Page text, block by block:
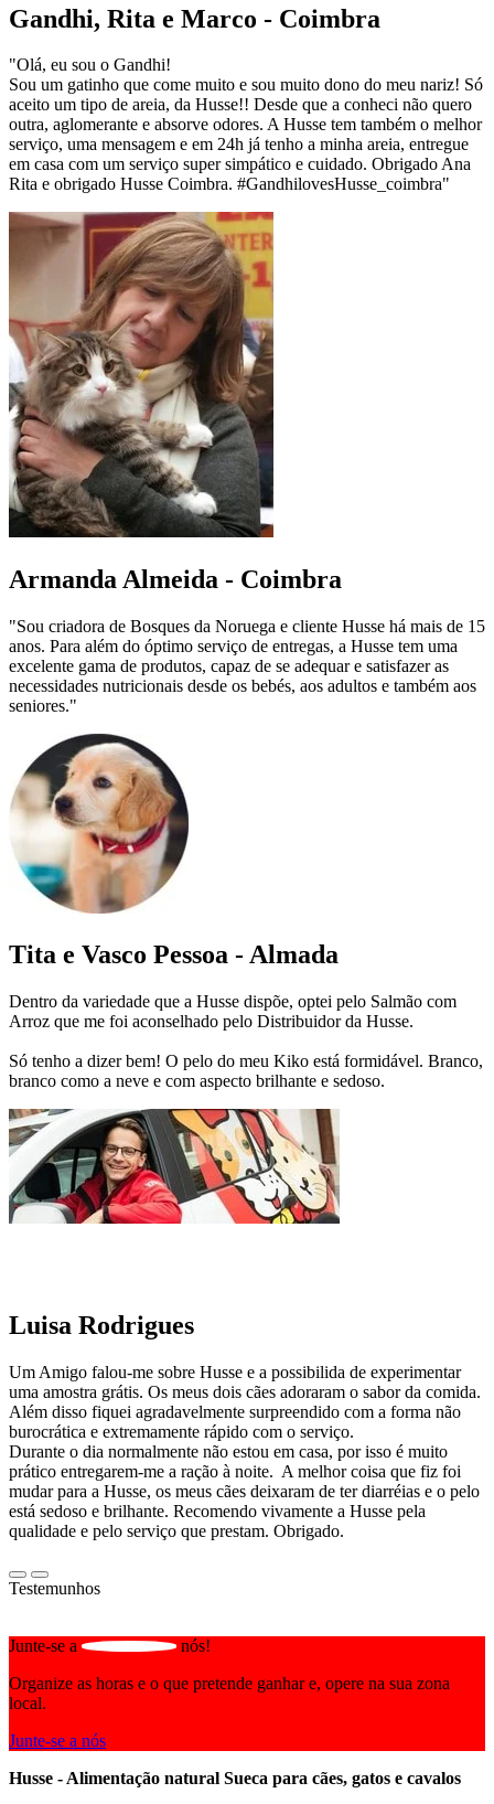
Gandhi, Rita e Marco - Coimbra
"Olá, eu sou o Gandhi!
Sou um gatinho que come muito e sou muito dono do meu nariz! Só
aceito um tipo de areia, da Husse!! Desde que a conheci não quero
outra, aglomerante e absorve odores. A Husse tem também o melhor
serviço, uma mensagem e em 24h já tenho a minha areia, entregue
em casa com um serviço super simpático e cuidado. Obrigado Ana
Rita e obrigado Husse Coimbra. #GandhilovesHusse_coimbra"
Armanda Almeida - Coimbra
"Sou criadora de Bosques da Noruega e cliente Husse há mais de 15
anos. Para além do óptimo serviço de entregas, a Husse tem uma
excelente gama de produtos, capaz de se adequar e satisfazer as
necessidades nutricionais desde os bebés, aos adultos e também aos
seniores."
Tita e Vasco Pessoa - Almada
Dentro da variedade que a Husse dispõe, optei pelo Salmão com
Arroz que me foi aconselhado pelo Distribuidor da Husse.
Só tenho a dizer bem! O pelo do meu Kiko está formidável. Branco,
branco como a neve e com aspecto brilhante e sedoso.
Luisa Rodrigues
Um Amigo falou-me sobre Husse e a possibilida de experimentar
uma amostra grátis. Os meus dois cães adoraram o sabor da comida.
Além disso fiquei agradavelmente surpreendido com a forma não
burocrática e extremamente rápido com o serviço.
Durante o dia normalmente não estou em casa, por isso é muito
prático entregarem-me a ração à noite. A melhor coisa que fiz foi
mudar para a Husse, os meus cães deixaram de ter diarréias e o pelo
está sedoso e brilhante. Recomendo vivamente a Husse pela
qualidade e pelo serviço que prestam. Obrigado.
Testemunhos
Junte-se a
nós!
Organize as horas e o que pretende ganhar e, opere na sua zona
local.
Junte-se a nós
Husse - Alimentação natural Sueca para cães, gatos e cavalos